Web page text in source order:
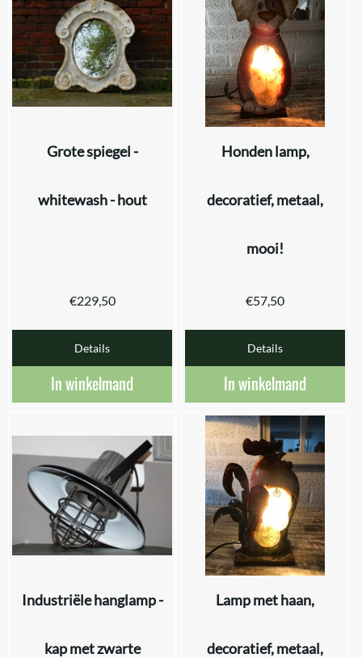
Grote spiegel -
whitewash - hout
€229,50
Details
In winkelmand
Honden lamp,
decoratief, metaal,
mooi!
€57,50
Details
In winkelmand
Industriële hanglamp -
kap met zwarte
Lamp met haan,
decoratief, metaal,